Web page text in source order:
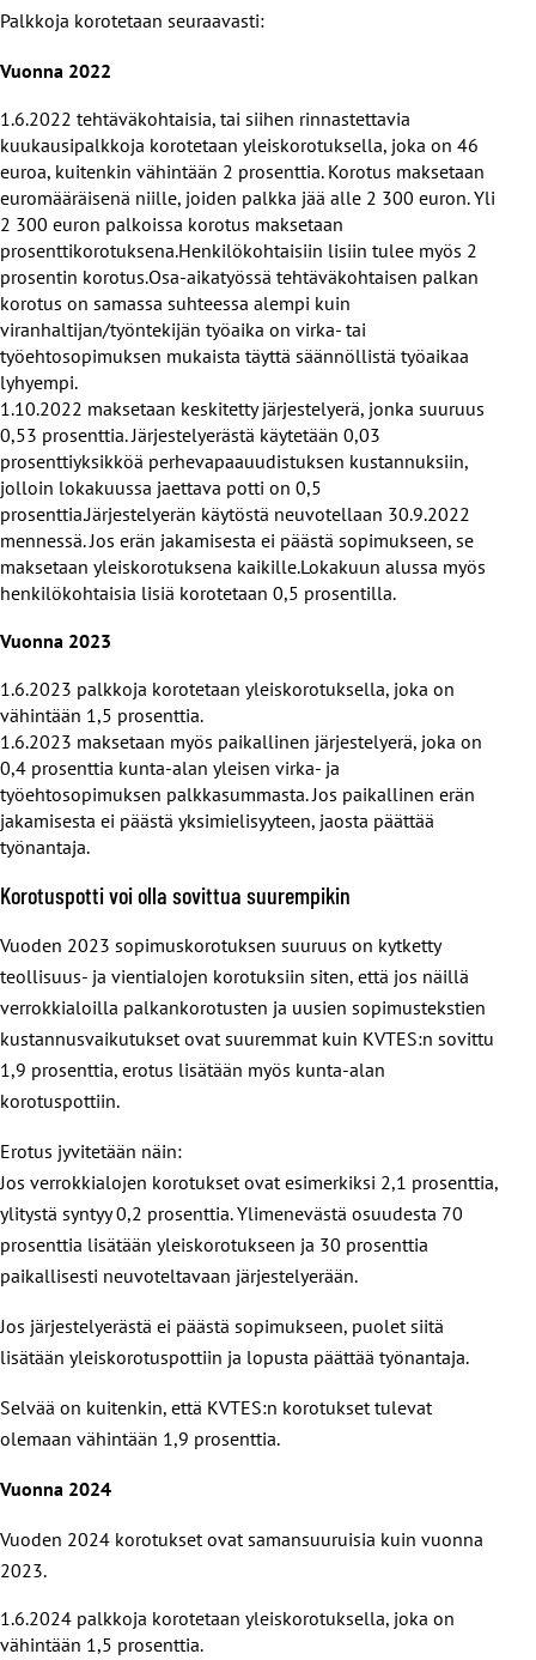
Palkkoja korotetaan seuraavasti:
Vuonna 2022
1.6.2022 tehtäväkohtaisia, tai siihen rinnastettavia
kuukausipalkkoja korotetaan yleiskorotuksella, joka on 46
euroa, kuitenkin vähintään 2 prosenttia. Korotus maksetaan
euromääräisenä niille, joiden palkka jää alle 2 300 euron. Yli
2 300 euron palkoissa korotus maksetaan
prosenttikorotuksena.Henkilökohtaisiin lisiin tulee myös 2
prosentin korotus.Osa-aikatyössä tehtäväkohtaisen palkan
korotus on samassa suhteessa alempi kuin
viranhaltijan/työntekijän työaika on virka- tai
työehtosopimuksen mukaista täyttä säännöllistä työaikaa
lyhyempi.
1.10.2022 maksetaan keskitetty järjestelyerä, jonka suuruus
0,53 prosenttia. Järjestelyerästä käytetään 0,03
prosenttiyksikköä perhevapaauudistuksen kustannuksiin,
jolloin lokakuussa jaettava potti on 0,5
prosenttia.Järjestelyerän käytöstä neuvotellaan 30.9.2022
mennessä. Jos erän jakamisesta ei päästä sopimukseen, se
maksetaan yleiskorotuksena kaikille.Lokakuun alussa myös
henkilökohtaisia lisiä korotetaan 0,5 prosentilla.
Vuonna 2023
1.6.2023 palkkoja korotetaan yleiskorotuksella, joka on
vähintään 1,5 prosenttia.
1.6.2023 maksetaan myös paikallinen järjestelyerä, joka on
0,4 prosenttia kunta-alan yleisen virka- ja
työehtosopimuksen palkkasummasta. Jos paikallinen erän
jakamisesta ei päästä yksimielisyyteen, jaosta päättää
työnantaja.
Korotuspotti voi olla sovittua suurempikin
Vuoden 2023 sopimuskorotuksen suuruus on kytketty
teollisuus- ja vientialojen korotuksiin siten, että jos näillä
verrokkialoilla palkankorotusten ja uusien sopimustekstien
kustannusvaikutukset ovat suuremmat kuin KVTES:n sovittu
1,9 prosenttia, erotus lisätään myös kunta-alan
korotuspottiin.
Erotus jyvitetään näin:
Jos verrokkialojen korotukset ovat esimerkiksi 2,1 prosenttia,
ylitystä syntyy 0,2 prosenttia. Ylimenevästä osuudesta 70
prosenttia lisätään yleiskorotukseen ja 30 prosenttia
paikallisesti neuvoteltavaan järjestelyerään.
Jos järjestelyerästä ei päästä sopimukseen, puolet siitä
lisätään yleiskorotuspottiin ja lopusta päättää työnantaja.
Selvää on kuitenkin, että KVTES:n korotukset tulevat
olemaan vähintään 1,9 prosenttia.
Vuonna 2024
Vuoden 2024 korotukset ovat samansuuruisia kuin vuonna
2023.
1.6.2024 palkkoja korotetaan yleiskorotuksella, joka on
vähintään 1,5 prosenttia.